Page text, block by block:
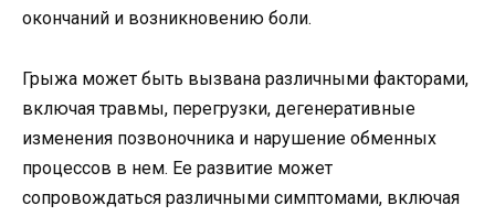
окончаний и возникновению боли.
Грыжа может быть вызвана различными факторами,
включая травмы, перегрузки, дегенеративные
изменения позвоночника и нарушение обменных
процессов в нем. Ее развитие может
сопровождаться различными симптомами, включая